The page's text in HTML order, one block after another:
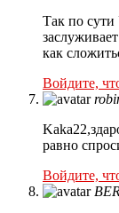
Так по сути
как
Войдите,
равно
Войдите,